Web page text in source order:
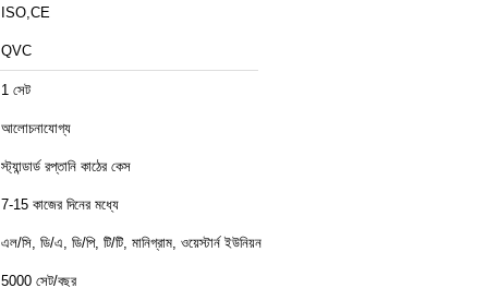
ISO,CE
QVC
1 সেট
আলোচনাযোগ্য
স্ট্যান্ডার্ড রপ্তানি কাঠের কেস
7-15 কাজের দিনের মধ্যে
এল/সি, ডি/এ, ডি/পি, টি/টি, মানিগ্রাম, ওয়েস্টার্ন ইউনিয়ন
5000 সেট/বছর